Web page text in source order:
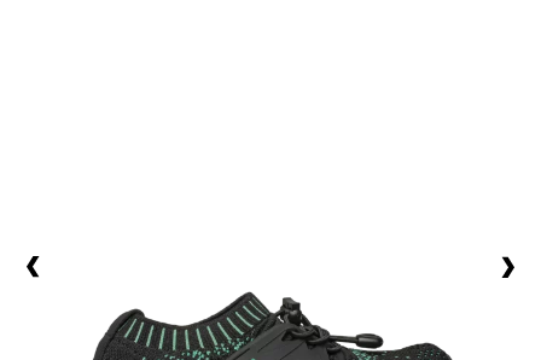
Freizeitschuhe